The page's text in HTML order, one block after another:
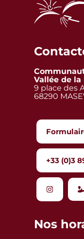
Vallée de
9 place des
68290
+33 (0)3
Nos